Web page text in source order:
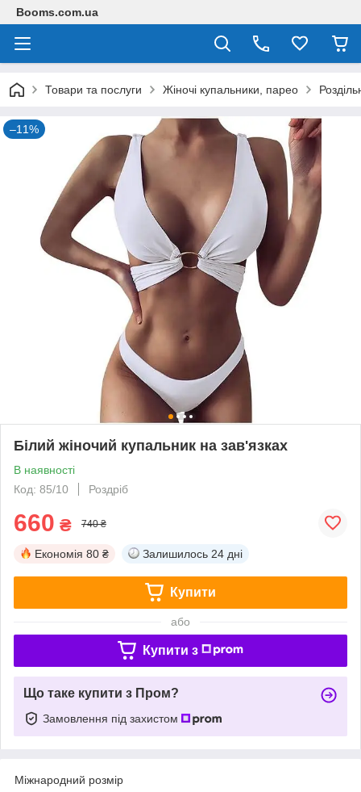
Booms.com.ua
Товари та послуги Жіночі купальники, парео
–11%
Білий жіночий купальник на зав'язках
В наявності
Код: 85/10
Роздріб
660 ₴ 740 ₴
Економія 80 ₴ Залишилось 24 дні
Купити
або
Купити з
Що таке купити з Пром?
Замовлення під захистом
Міжнародний розмір